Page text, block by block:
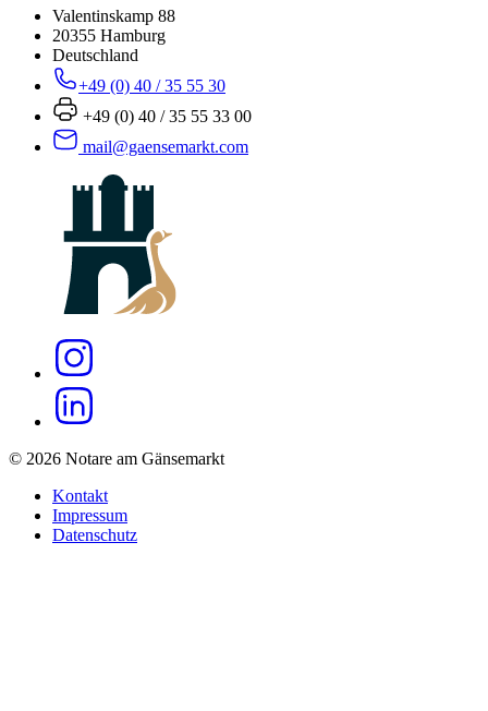
Valentinskamp 88
20355 Hamburg
Deutschland
+49 (0) 40 / 35 55 30
+49 (0) 40 / 35 55 33 00
mail@gaensemarkt.com
© 2026 Notare am Gänsemarkt
Kontakt
Impressum
Datenschutz